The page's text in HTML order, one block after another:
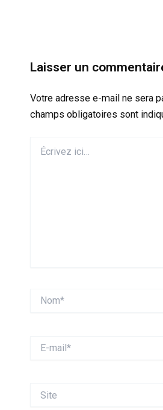
Laisser un
Votre adresse e-mail ne sera
champs obligatoires sont
ici…
mail*